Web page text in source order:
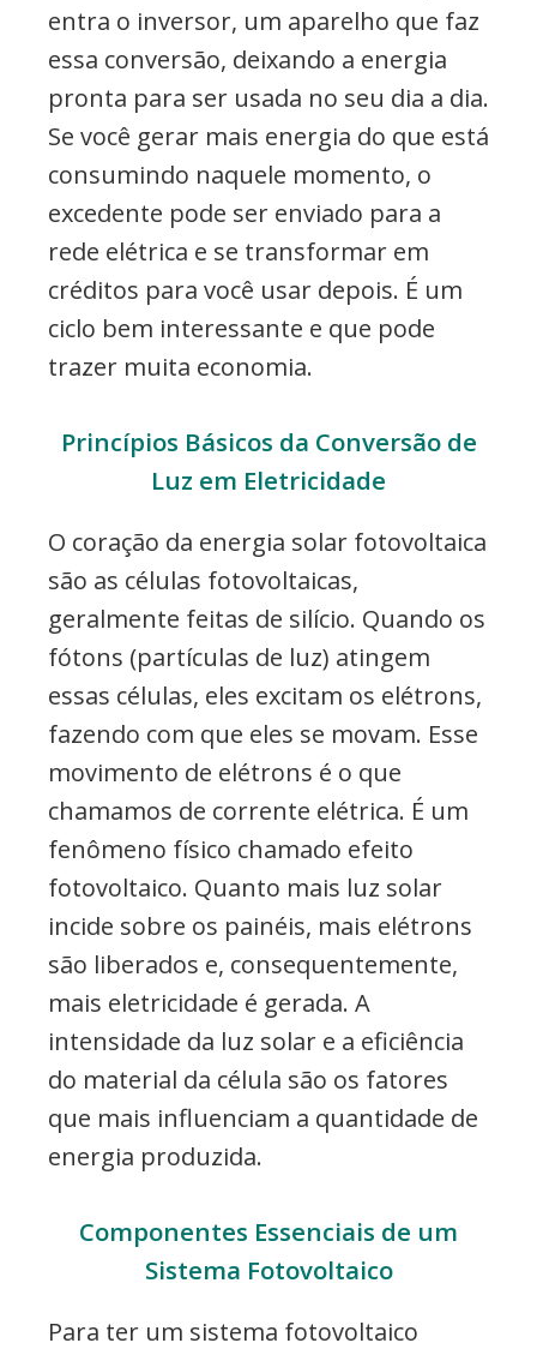
entra o inversor, um aparelho que faz
essa conversão, deixando a energia
pronta para ser usada no seu dia a dia.
Se você gerar mais energia do que está
consumindo naquele momento, o
excedente pode ser enviado para a
rede elétrica e se transformar em
créditos para você usar depois. É um
ciclo bem interessante e que pode
trazer muita economia.
Princípios Básicos da Conversão de
Luz em Eletricidade
O coração da energia solar fotovoltaica
são as células fotovoltaicas,
geralmente feitas de silício. Quando os
fótons (partículas de luz) atingem
essas células, eles excitam os elétrons,
fazendo com que eles se movam. Esse
movimento de elétrons é o que
chamamos de corrente elétrica. É um
fenômeno físico chamado efeito
fotovoltaico. Quanto mais luz solar
incide sobre os painéis, mais elétrons
são liberados e, consequentemente,
mais eletricidade é gerada. A
intensidade da luz solar e a eficiência
do material da célula são os fatores
que mais influenciam a quantidade de
energia produzida.
Componentes Essenciais de um
Sistema Fotovoltaico
Para ter um sistema fotovoltaico